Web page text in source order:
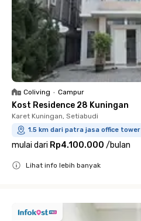
Coliving • Campur
Kost Residence 28 Kuningan
Karet Kuningan, Setiabudi
1.5 km dari patra jasa office tower
mulai dari Rp4.100.000 /bulan
Lihat info lebih banyak